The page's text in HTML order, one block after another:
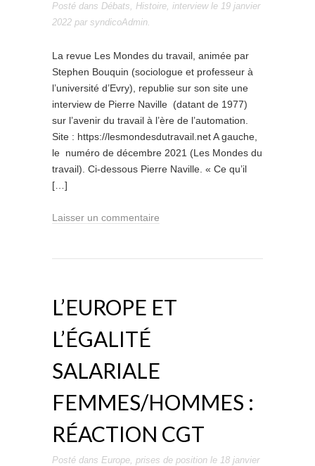
Posté dans Débats, Histoire, interviewle 19 janvier
2022 par syndicoAdmin.
La revue Les Mondes du travail, animée par
Stephen Bouquin (sociologue et professeur à
l’université d’Evry), republie sur son site une
interview de Pierre Naville (datant de 1977)
sur l’avenir du travail à l’ère de l’automation.
Site : https://lesmondesdutravail.net A gauche,
le numéro de décembre 2021 (Les Mondes du
travail). Ci-dessous Pierre Naville. « Ce qu’il
[…]
Laisser un commentaire
L’EUROPE ET
L’ÉGALITÉ
SALARIALE
FEMMES/HOMMES :
RÉACTION CGT
Posté dans Europe, prises de position le 18 janvier